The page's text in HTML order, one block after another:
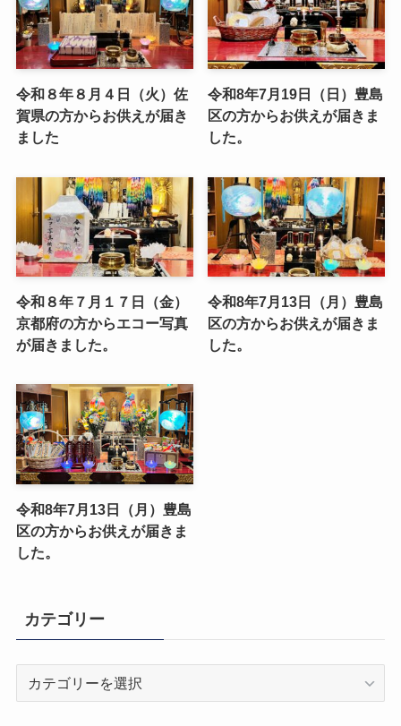
令和８年８月４日（火）佐
賀県の方からお供えが届き
ました
令和8年7月19日（日）豊島
区の方からお供えが届きま
した。
令和８年７月１７日（金）
京都府の方からエコー写真
が届きました。
令和8年7月13日（月）豊島
区の方からお供えが届きま
した。
令和8年7月13日（月）豊島
区の方からお供えが届きま
した。
カテゴリー